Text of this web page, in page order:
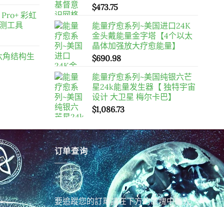
彩虹
工具
结构生
$473.75
能量疗愈系列~美国进口24K
金头戴能量金字塔【4个以太
晶体加强放大疗愈能量】
$690.98
能量疗愈系列~美国纯银六芒
星24k能量发生器【 独特宇宙
设计 大卫星 梅尔卡巴】
$1,086.73
订单查询
要追蹤您的訂單請在下方的區塊中輸入